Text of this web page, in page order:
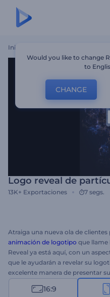
Inicio
Logo reveal de
13K+ Exportaciones 7 segs.
Atraiga una nueva ola de
animación de logotipo que llame
Reveal ya está aquí, con un
que le ayudarán a revelar su
excelente manera de presentar
en su público objetivo. Solo
eslogan y esperar unos minutos
16:9
Would you like to change
to
CHANGE